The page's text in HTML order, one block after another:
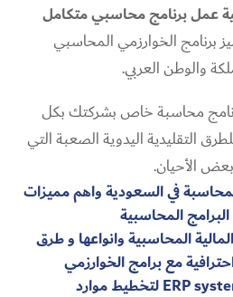
عمل برنامج محاسبي متكامل
الخوارزمي المحاسبي
والوطن العربي.
محاسبة خاص بشركتك بكل
التقليدية اليدوية الصعبة التي
الأحيان.
في السعودية واهم مميزات
المحاسبية
المحاسبية وانواعها و طرق
مع برامج الخوارزمي
شرح ERP system لتخطيط موارد